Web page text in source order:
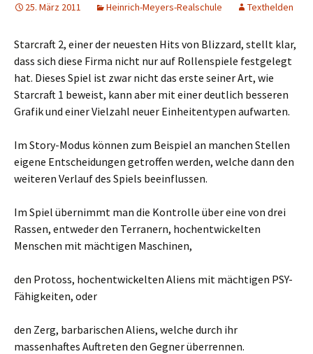
25. März 2011 Heinrich-Meyers-Realschule Texthelden
Starcraft 2, einer der neuesten Hits von Blizzard, stellt klar,
dass sich diese Firma nicht nur auf Rollenspiele festgelegt
hat. Dieses Spiel ist zwar nicht das erste seiner Art, wie
Starcraft 1 beweist, kann aber mit einer deutlich besseren
Grafik und einer Vielzahl neuer Einheitentypen aufwarten.
Im Story-Modus können zum Beispiel an manchen Stellen
eigene Entscheidungen getroffen werden, welche dann den
weiteren Verlauf des Spiels beeinflussen.
Im Spiel übernimmt man die Kontrolle über eine von drei
Rassen, entweder den Terranern, hochentwickelten
Menschen mit mächtigen Maschinen,
den Protoss, hochentwickelten Aliens mit mächtigen PSY-
Fähigkeiten, oder
den Zerg, barbarischen Aliens, welche durch ihr
massenhaftes Auftreten den Gegner überrennen.